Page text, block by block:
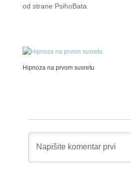
od strane PsihoBata
Hipnoza na prvom susretu